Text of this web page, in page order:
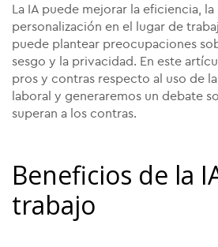
La IA puede mejorar la eficiencia,
personalización en el lugar de
puede plantear preocupaciones
sesgo y la privacidad. En este
pros y contras respecto al uso de
laboral y generaremos un debate
superan a los contras.
Beneficios de la
trabajo